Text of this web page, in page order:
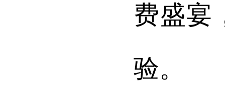
费盛宴
验。